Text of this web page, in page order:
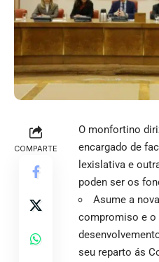
COMPARTE
O monfortino
encargado de
lexislativa e
poden ser os
Asume a
compromiso e o
seu reparto ás